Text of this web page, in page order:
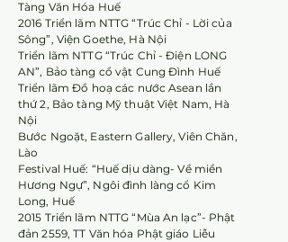
Tàng Văn Hóa Huế
2016 Triển lãm NTTG “Trúc Chỉ - Lời của
Sông”, Viện Goethe, Hà Nội
Triển lãm NTTG “Trúc Chỉ - Điện LONG
AN”, Bảo tàng cổ vật Cung Đình Huế
Triển lãm Đồ hoạ các nước Asean lần
thứ 2, Bảo tàng Mỹ thuật Việt Nam, Hà
Nội
Bước Ngoặt, Eastern Gallery, Viên Chăn,
Lào
Festival Huế: “Huế dịu dàng- Về miền
Hương Ngự”, Ngôi đình làng cổ Kim
Long, Huế
2015 Triển lãm NTTG “Mùa An lạc”- Phật
đản 2559, TT Văn hóa Phật giáo Liễu